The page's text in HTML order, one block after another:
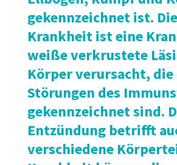
gekennzeichnet ist.
Krankheit ist eine
weiße verkrustete
Körper verursacht, die
Störungen des
gekennzeichnet sind.
Entzündung betrifft
verschiedene